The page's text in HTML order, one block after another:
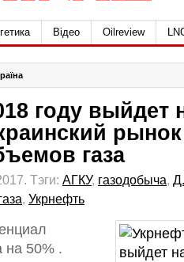
Відео Oilreview
году выйдет
газа
Тэги: АГКУ, газодобыча,
, Укрнефть
на 50% .